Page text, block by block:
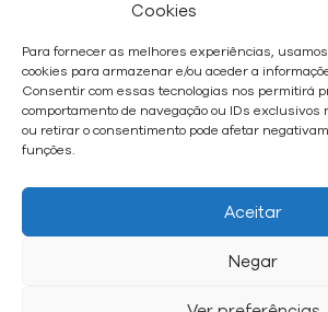
Cookies
Para fornecer as melhores experiências,
cookies para armazenar e/ou aceder a
Consentir com essas tecnologias nos permitirá
comportamento de navegação ou IDs exclusivos
ou retirar o consentimento pode afetar
funções.
Aceitar
Negar